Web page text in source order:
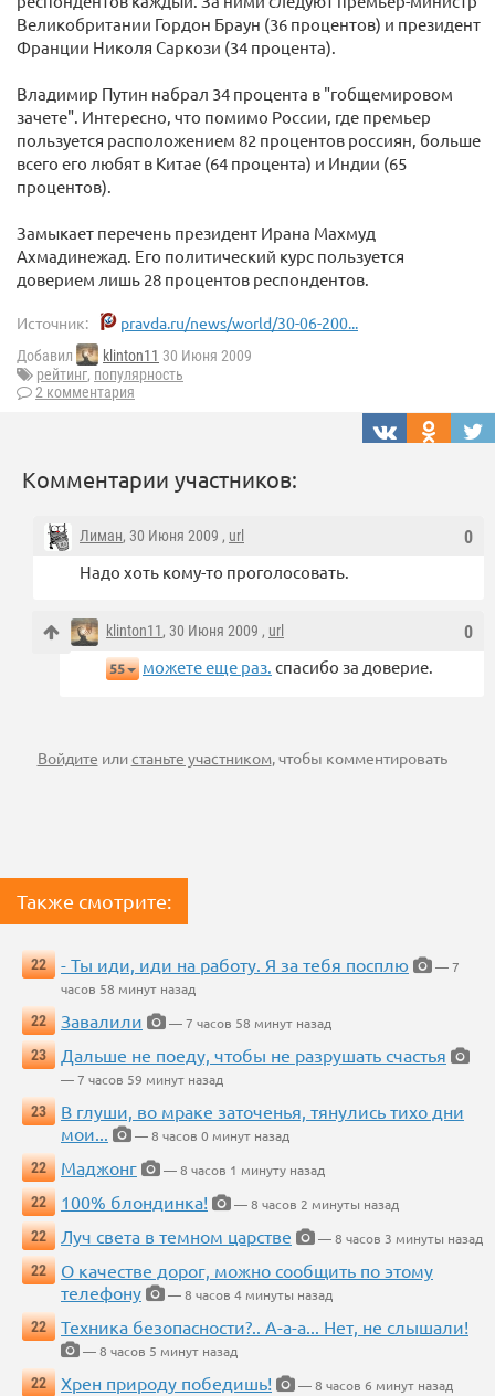
Великобритании Гордон Браун (36 процентов) и президент
Франции Николя Саркози (34 процента).
Владимир Путин набрал 34 процента в "гобщемировом
зачете". Интересно, что помимо России, где премьер
пользуется расположением 82 процентов россиян, больше
всего его любят в Китае (64 процента) и Индии (65
процентов).
Замыкает перечень президент Ирана Махмуд
Ахмадинежад. Его политический курс пользуется
доверием лишь 28 процентов респондентов.
Источник: pravda.ru/news/world/30-06-200...
Добавил klinton11 30 Июня 2009
рейтинг, популярность
2 комментария
Комментарии участников:
0
Лиман, 30 Июня 2009 , url
Надо хоть кому-то проголосовать.
0
klinton11, 30 Июня 2009 , url
55 можете еще раз. спасибо за доверие.
Войдите илистаньте участником, чтобы комментировать
Также смотрите:
22 - Ты иди, иди на работу. Я за тебя посплю
— 7
часов 58 минут назад
22
Завалили
— 7 часов 58 минут назад
23
Дальше не поеду, чтобы не разрушать счастья
— 7 часов 59 минут назад
23
В глуши, во мраке заточенья, тянулись тихо дни
мои...
— 8 часов 0 минут назад
22
Маджонг
— 8 часов 1 минуту назад
22
100% блондинка!
— 8 часов 2 минуты назад
22
Луч света в темном царстве
— 8 часов 3 минуты назад
22
О качестве дорог, можно сообщить по этому
телефону
— 8 часов 4 минуты назад
22
Техника безопасности?.. А-а-а... Нет, не слышали!
— 8 часов 5 минут назад
22
Хрен природу победишь! — 8 часов 6 минут назад